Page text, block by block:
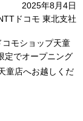
2025年8月4日
ドコモ 東北支社
モショップ天童
定でオープニング
童店へお越しくだ